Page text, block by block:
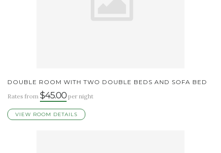
DOUBLE ROOM WITH TWO DOUBLE BEDS AND SOFA BED
Rates from $45.00 per night
VIEW ROOM DETAILS